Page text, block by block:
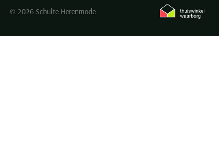
© 2026 Schulte Herenmode